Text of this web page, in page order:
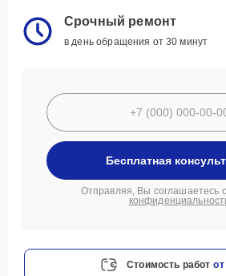
Срочный ремонт
в день обращения от 30 минут
Бесплатная
Отправляя, Вы соглашаетесь с
Стоимость работ